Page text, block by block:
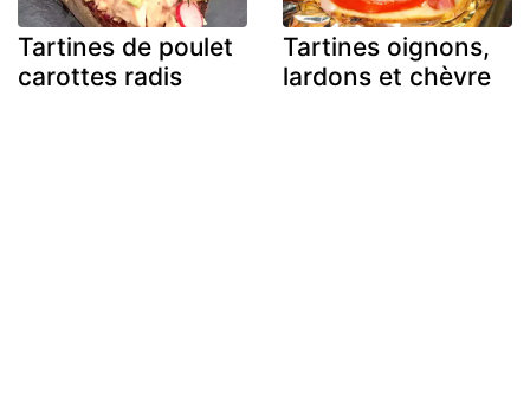
Tartines de poulet
carottes radis
Tartines oignons,
lardons et chèvre